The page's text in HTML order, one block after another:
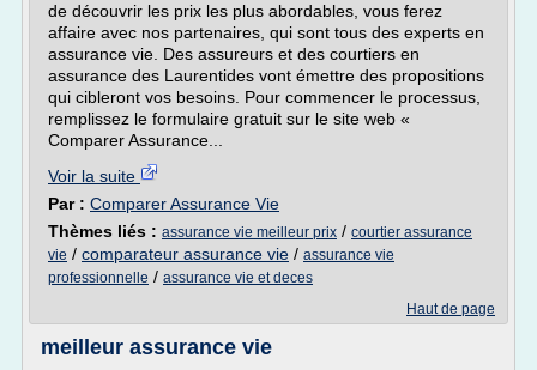
de découvrir les prix les plus abordables, vous ferez
affaire avec nos partenaires, qui sont tous des experts en
assurance vie. Des assureurs et des courtiers en
assurance des Laurentides vont émettre des propositions
qui cibleront vos besoins. Pour commencer le processus,
remplissez le formulaire gratuit sur le site web «
Comparer Assurance...
Voir la suite
Par : Comparer Assurance Vie
Thèmes liés : assurance vie meilleur prix / courtier assurance
vie / comparateur assurance vie / assurance vie
professionnelle / assurance vie et deces
Haut de page
meilleur assurance vie